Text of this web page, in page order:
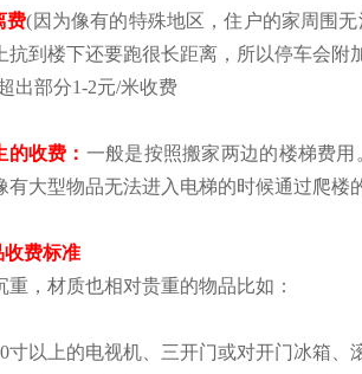
费(因为像有的特殊地区，住户的家周围
抗到楼下还要跑很长距离，所以停车会附
出部分1-2元/米收费
的收费： 一般是按照搬家两边的楼梯费
有大型物品无法进入电梯的时候通过爬楼
收费标准
，材质也相对贵重的物品比如：
寸以上的电视机、三开门或对开门冰箱、